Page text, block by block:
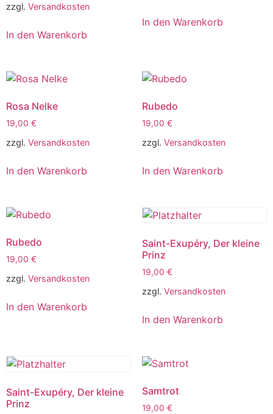
zzgl. Versandkosten
In den Warenkorb
In den Warenkorb
Rosa Nelke
19,00 €
zzgl. Versandkosten
In den Warenkorb
Rubedo
19,00 €
zzgl. Versandkosten
In den Warenkorb
Rubedo
19,00 €
zzgl. Versandkosten
In den Warenkorb
Saint-Exupéry, Der kleine
Prinz
19,00 €
zzgl. Versandkosten
In den Warenkorb
Saint-Exupéry, Der kleine
Prinz
Samtrot
19,00 €